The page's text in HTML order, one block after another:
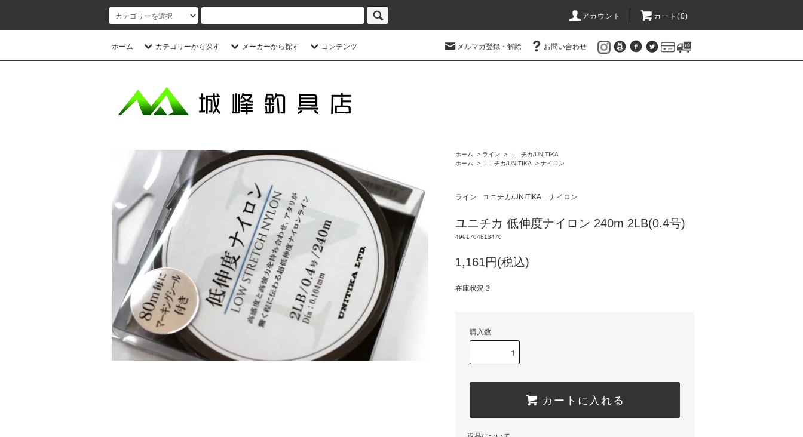
アカウント カート(0)
ホーム カテゴリーから探す メーカーから探す コンテンツ メルマガ登録・解除 お問い合わせ
ホーム > ライン > ユニチカ/UNITIKA
ホーム
> ユニチカ/UNITIKA > ナイロン
ライン ユニチカ/UNITIKA ナイロン
ユニチカ 低伸度ナイロン 240m 2LB(0.4号)
4961704813470
1,161円(税込)
在庫状況 3
購入数
カートに入れる